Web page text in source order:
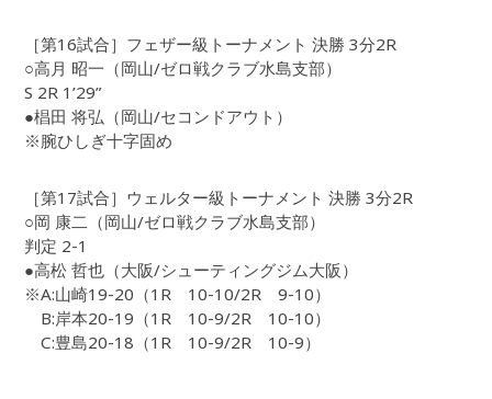
［第16試合］フェザー級トーナメント 決勝 3分2R
○高月 昭一（岡山/ゼロ戦クラブ水島支部）
S 2R 1’29”
●椙田 将弘（岡山/セコンドアウト）
※腕ひしぎ十字固め
［第17試合］ウェルター級トーナメント 決勝 3分2R
○岡 康二（岡山/ゼロ戦クラブ水島支部）
判定 2-1
●高松 哲也（大阪/シューティングジム大阪）
※A:山崎19-20（1R 10-10/2R 9-10）
B:岸本20-19（1R 10-9/2R 10-10）
C:豊島20-18（1R 10-9/2R 10-9）